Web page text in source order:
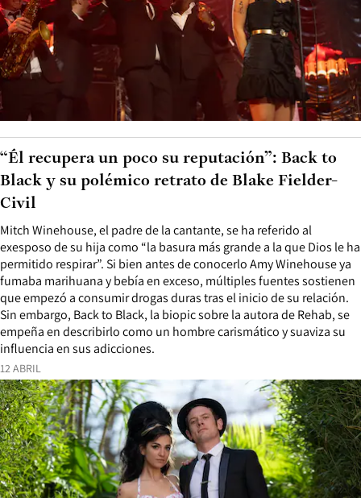
12 ABRIL
Mitch Winehouse, el padre de la cantante, se ha referido al
exesposo de su hija como “la basura más grande a la que Dios le ha
permitido respirar”. Si bien antes de conocerlo Amy Winehouse ya
fumaba marihuana y bebía en exceso, múltiples fuentes sostienen
que empezó a consumir drogas duras tras el inicio de su relación.
Sin embargo, Back to Black, la biopic sobre la autora de Rehab, se
empeña en describirlo como un hombre carismático y suaviza su
influencia en sus adicciones.
“Él recupera un poco su reputación”: Back to
Black y su polémico retrato de Blake Fielder-
Civil